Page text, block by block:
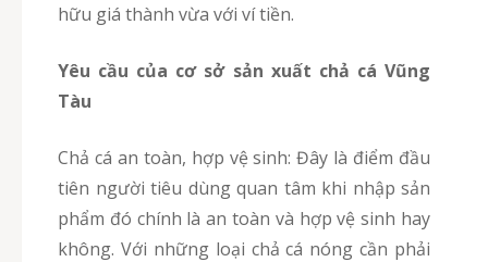
hữu giá thành vừa với ví tiền.
Yêu cầu của cơ sở sản xuất chả cá Vũng
Tàu
Chả cá an toàn, hợp vệ sinh: Đây là điểm đầu
tiên người tiêu dùng quan tâm khi nhập sản
phẩm đó chính là an toàn và hợp vệ sinh hay
không. Với những loại chả cá nóng cần phải